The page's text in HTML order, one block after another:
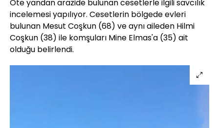
Öte yandan arazide bulunan cesetlerle ilgili savcılık
incelemesi yapılıyor. Cesetlerin bölgede evleri
bulunan Mesut Coşkun (68) ve aynı aileden Hilmi
Coşkun (38) ile komşuları Mine Elmas'a (35) ait
olduğu belirlendi.